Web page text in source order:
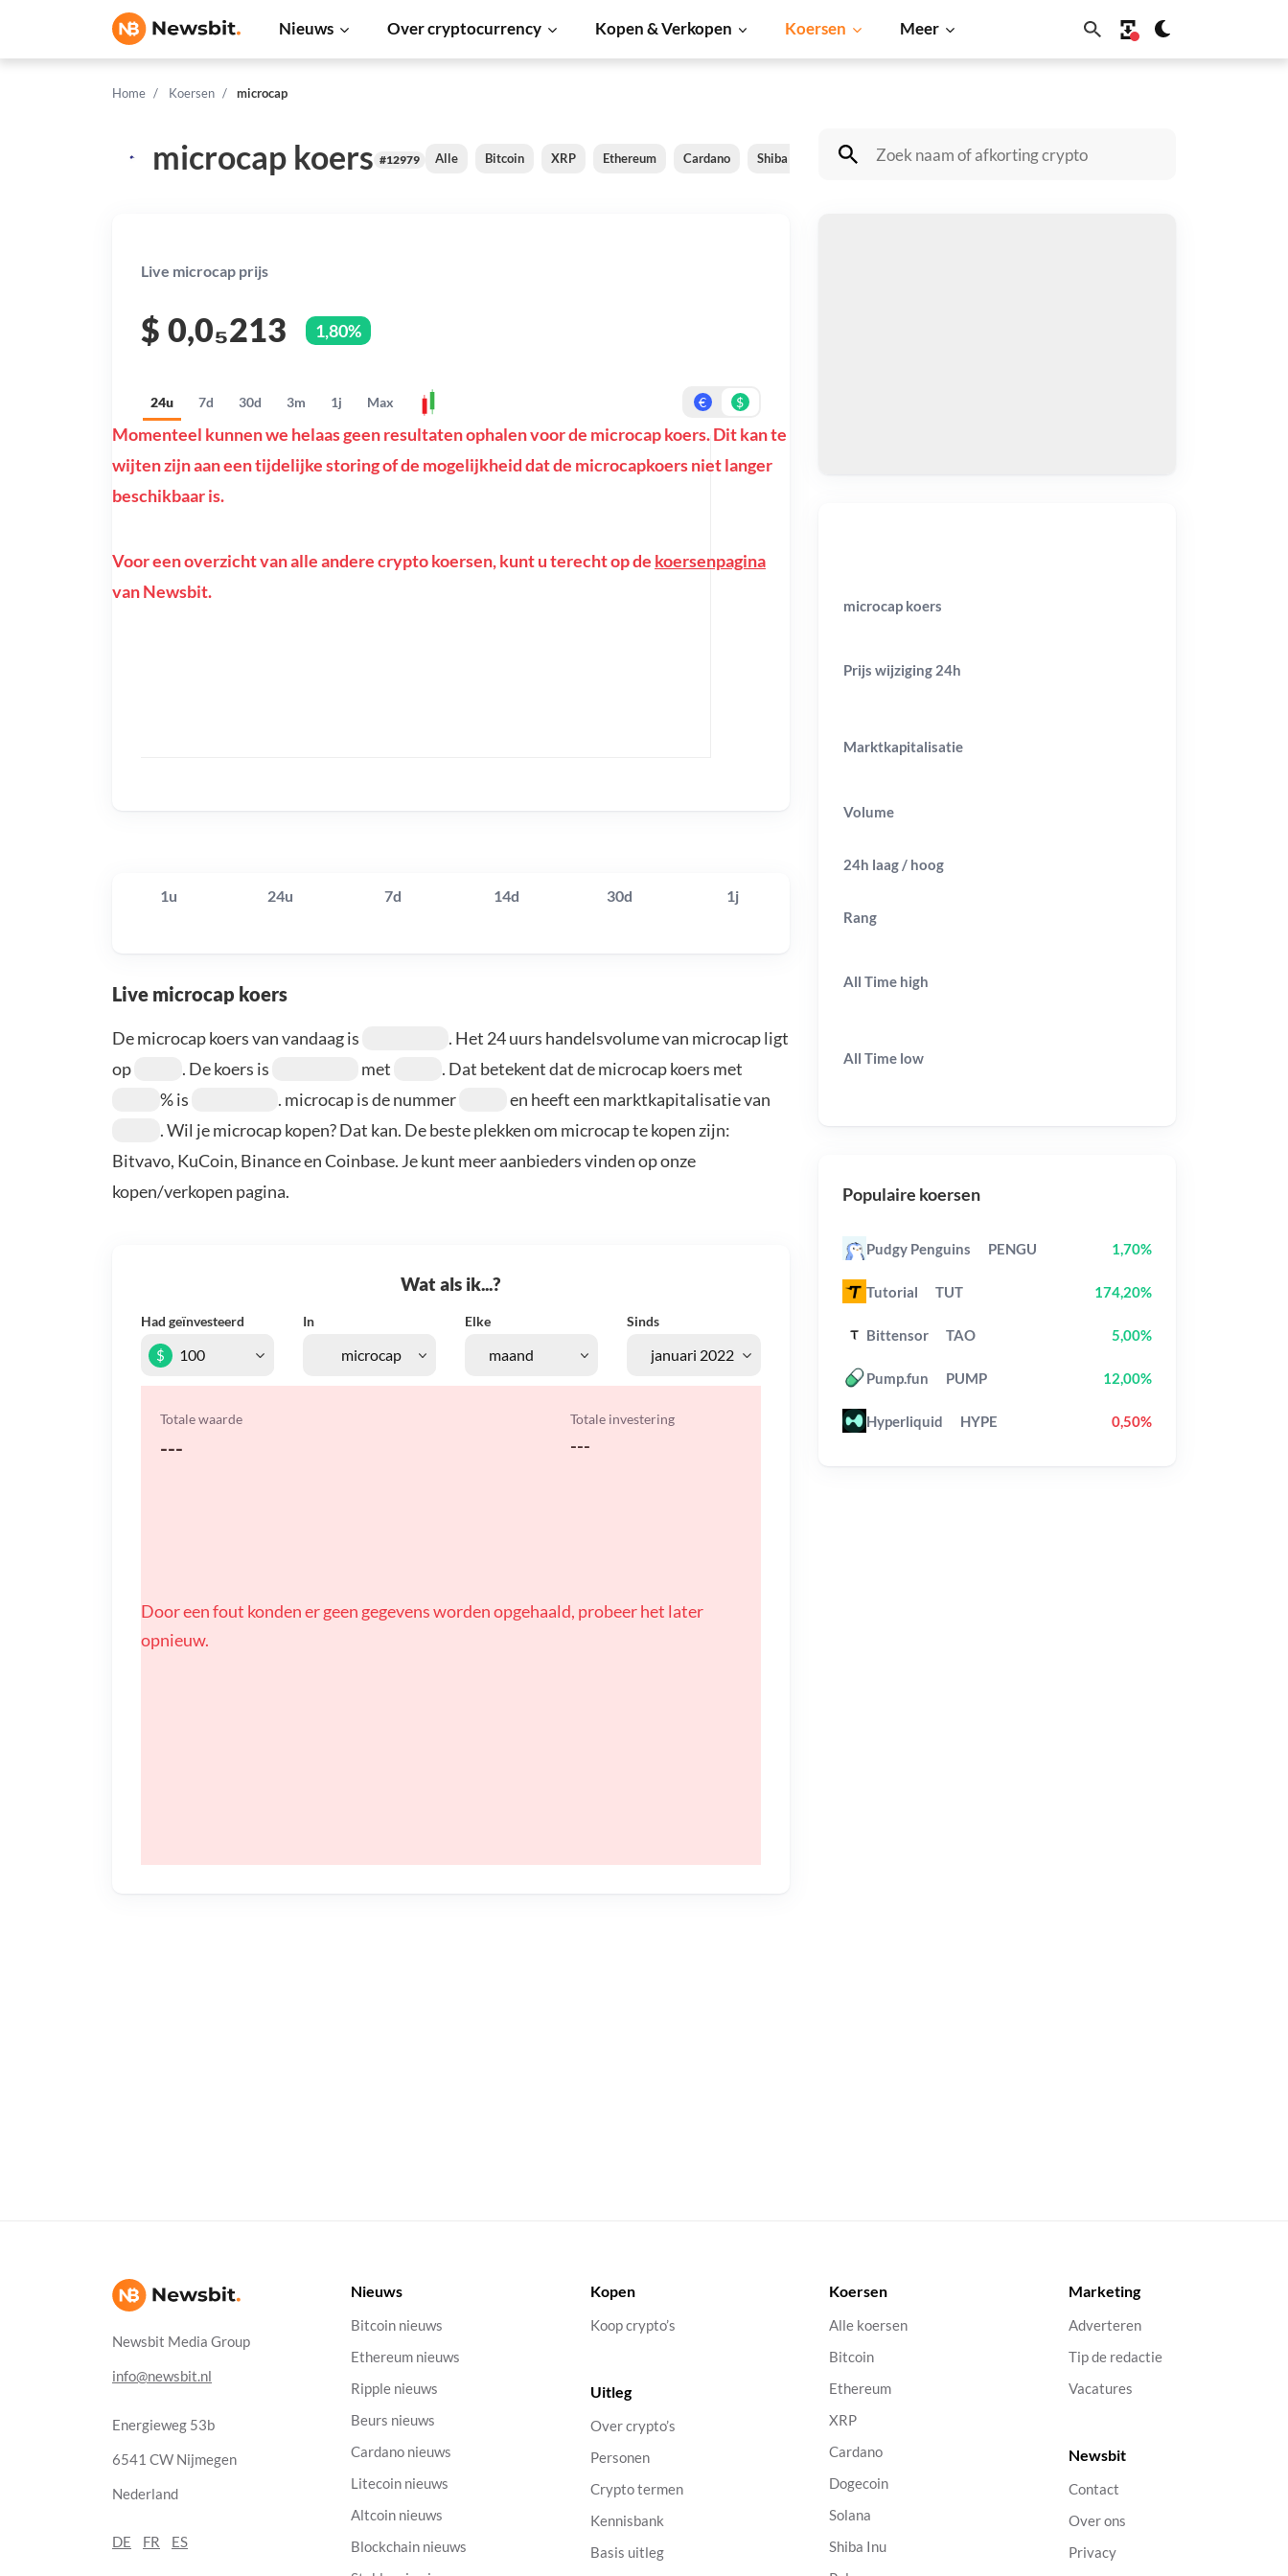
Nieuws Over cryptocurrency Kopen & Verkopen Koersen Meer
Home Koersen microcap
microcap koers #12979 Alle Bitcoin XRP Ethereum Cardano Shiba Inu Dogecoin Solana BNB
Live microcap prijs
$ 0,0₅213 1,80%
24u 7d 30d 3m 1j Max € $
Momenteel kunnen we helaas geen resultaten ophalen voor de microcap koers. Dit kan te
wijten zijn aan een tijdelijke storing of de mogelijkheid dat de microcapkoers niet langer
beschikbaar is.
Voor een overzicht van alle andere crypto koersen, kunt u terecht op de koersenpagina
van Newsbit.
1u 24u 7d 14d 30d 1j
Live microcap koers
De microcap koers van vandaag is
. Het 24 uurs handelsvolume van microcap ligt
op
. De koers is met
. Dat betekent dat de microcap koers met
% is
. microcap is de nummer
en heeft een marktkapitalisatie van
. Wil je microcap kopen? Dat kan. De beste plekken om microcap te kopen zijn:
Bitvavo, KuCoin, Binance en Coinbase. Je kunt meer aanbieders vinden op onze
kopen/verkopen pagina.
Wat als ik...?
Had geïnvesteerd In Elke Sinds
$
Totale waarde
---
Totale investering
---
Door een fout konden er geen gegevens worden opgehaald, probeer het later
opnieuw.
microcap koers
Prijs wijziging 24h
Marktkapitalisatie
Volume
24h laag / hoog
Rang
All Time high
All Time low
Populaire koersen
Pudgy Penguins PENGU 1,70%
Tutorial TUT 174,20%
Bittensor TAO 5,00%
Pump.fun PUMP 12,00%
Hyperliquid HYPE 0,50%
Newsbit Media Group
info@newsbit.nl
Energieweg 53b
6541 CW Nijmegen
Nederland
DE FR ES
Nieuws
Bitcoin nieuws
Ethereum nieuws
Ripple nieuws
Beurs nieuws
Cardano nieuws
Litecoin nieuws
Altcoin nieuws
Blockchain nieuws
Kopen
Koop crypto’s
Uitleg
Over crypto’s
Personen
Crypto termen
Kennisbank
Basis uitleg
Koersen
Alle koersen
Bitcoin
Ethereum
XRP
Cardano
Dogecoin
Solana
Shiba Inu
Marketing
Adverteren
Tip de redactie
Vacatures
Newsbit
Contact
Over ons
Privacy